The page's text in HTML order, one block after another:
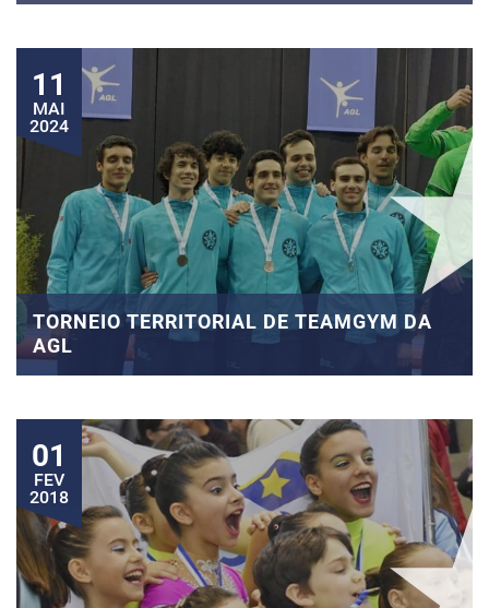
11
MAI
2024
TORNEIO TERRITORIAL DE TEAMGYM DA
AGL
01
FEV
2018